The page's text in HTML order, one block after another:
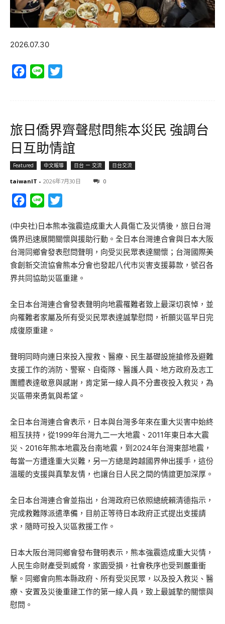
2026.07.30
Facebook
Line
旅日僑界齊聲慰問熊本災民 強調台
日互助情誼
Featured 中文報導 日台 ー 交流 日台交流
taiwanIT - 2026年7月30日 0
Facebook
Line
(中央社)日本熊本強震造成重大人員傷亡及災情後，旅日台灣
僑界迅速展開關懷與援助行動。全日本台灣連合會與日本大阪
台灣同鄉會發表慰問聲明，向受災民眾表達關懷；台灣國際美
食創新交流協會熊本分會也發起八代市災害支援募款，號召各
界共同協助災區重建。
全日本台灣連合會發表聲明向地震罹難者致上最深切哀悼，並
向罹難者家屬及所有受災民眾表達誠摯慰問，祈願災區早日完
成復原重建。
聲明同時向連日來投入搜救、醫療、民生基礎設施搶修及避難
支援工作的消防、警察、自衛隊、醫護人員、地方政府及志工
團體表達敬意與感謝，肯定第一線人員不分晝夜投入救災，為
災區帶來勇氣與希望。
全日本台灣連合會表示，日本與台灣多年來在重大災害中始終
相互扶持，從1999年台灣九二一大地震、2011年東日本大震
災、2016年熊本地震及台南地震，到2024年台灣東部地震，
每當一方遭逢重大災難，另一方總是跨越國界伸出援手，這份
溫暖的支援與真摯友情，也讓台日人民之間的情誼更加深厚。
全日本台灣連合會並指出，台灣政府已依照總統賴清德指示，
完成救難隊派遣準備，目前正等待日本政府正式提出支援請
求，隨時可投入災區救援工作。
日本大阪台灣同鄉會發布聲明表示，熊本強震造成重大災情，
人民生命財產受到威脅，家園受損，社會秩序也受到嚴重衝
擊。同鄉會向熊本縣政府、所有受災民眾，以及投入救災、醫
療、安置及災後重建工作的第一線人員，致上最誠摯的關懷與
慰問。